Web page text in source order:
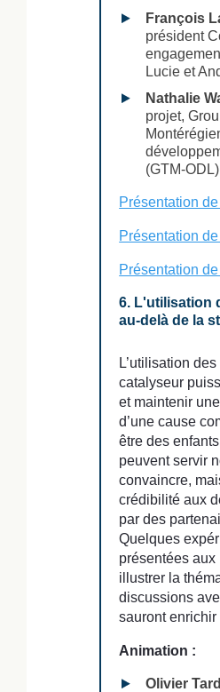
François
président
Lucie et
Nathalie
projet,
(GTM-ODL)
Présentation
Présentation
Présentation
6. L'utilisation
au-delà de la
L’utilisation
catalyseur
et maintenir
d’une cause
être des
peuvent servir
convaincre,
crédibilité aux
par des
Quelques
présentées
illustrer la
discussions
sauront
Animation :
Olivier